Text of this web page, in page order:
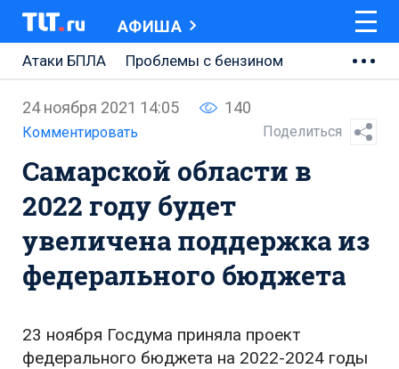
АФИША
Атаки БПЛА
Проблемы с бензином
АВТОВАЗ
Ремонт Центральной площади
Ремонт Обводного шоссе
Набережная Тольятти
Неделя Тольятти
24 ноября 2021 14:05 140
Комментировать Поделиться
Самарской области в
2022 году будет
увеличена поддержка из
федерального бюджета
23 ноября Госдума приняла проект
федерального бюджета на 2022-2024 годы